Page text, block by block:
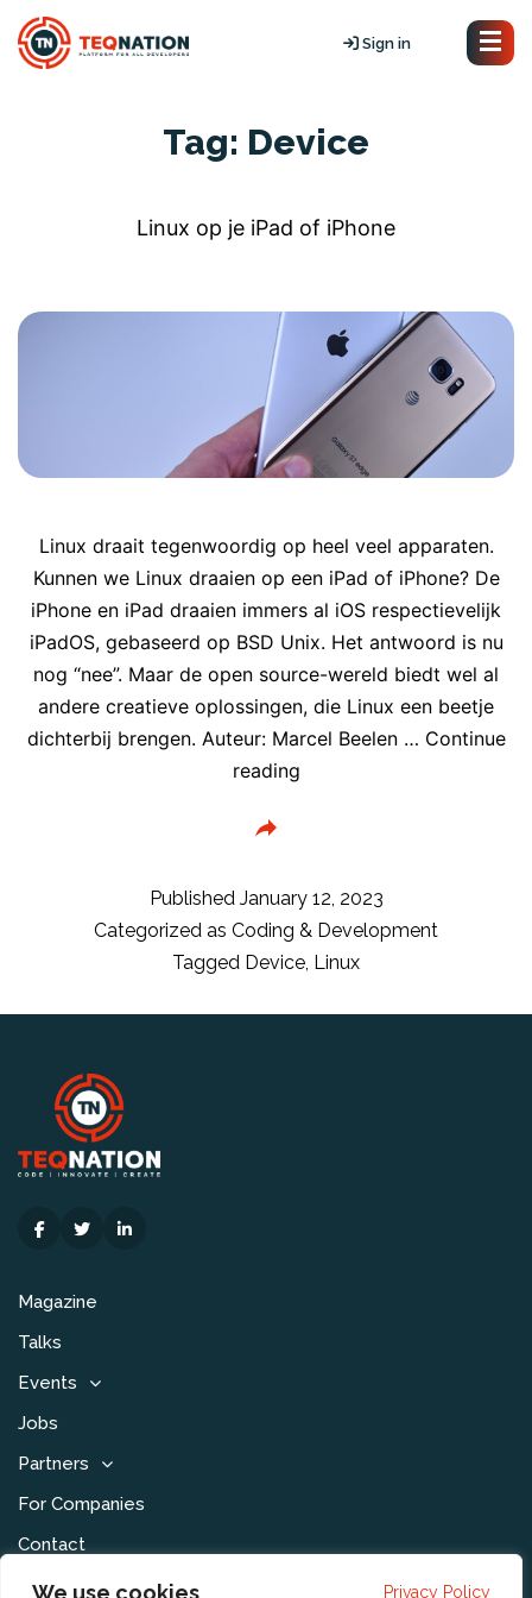
We use cookies Privacy Policy
Sign in
Tag: Device
Linux op je iPad of iPhone
Linux draait tegenwoordig op heel veel apparaten.
Kunnen we Linux draaien op een iPad of iPhone? De
iPhone en iPad draaien immers al iOS respectievelijk
iPadOS, gebaseerd op BSD Unix. Het antwoord is nu
nog “nee”. Maar de open source-wereld biedt wel al
andere creatieve oplossingen, die Linux een beetje
dichterbij brengen. Auteur: Marcel Beelen … Continue
readingLinux
of
iPhone
Published January 12, 2023
Categorized as Coding & Development
Tagged Device, Linux
Magazine
Talks
Events
Jobs
Partners
For Companies
Contact